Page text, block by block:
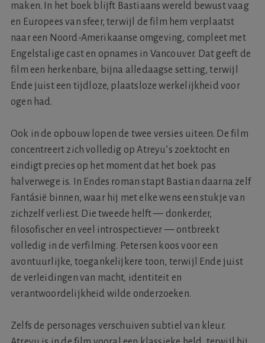
maken. In het boek blijft Bastiaans wereld bewust vaag
en Europees van sfeer, terwijl de film hem verplaatst
naar een Noord-Amerikaanse omgeving, compleet met
Engelstalige cast en opnames in Vancouver. Dat geeft de
film een herkenbare, bijna alledaagse setting, terwijl
Ende juist een tijdloze, plaatsloze werkelijkheid voor
ogen had.
Ook in de opbouw lopen de twee versies uiteen. De film
concentreert zich volledig op Atreyu’s zoektocht en
eindigt precies op het moment dat het boek pas
halverwege is. In Endes roman stapt Bastian daarna zelf
Fantásië binnen, waar hij met elke wens een stukje van
zichzelf verliest. Die tweede helft — donkerder,
filosofischer en veel introspectiever — ontbreekt
volledig in de verfilming. Petersen koos voor een
avontuurlijke, toegankelijkere toon, terwijl Ende juist
de verleidingen van macht, identiteit en
verantwoordelijkheid wilde onderzoeken.
Zelfs de personages verschuiven subtiel van kleur.